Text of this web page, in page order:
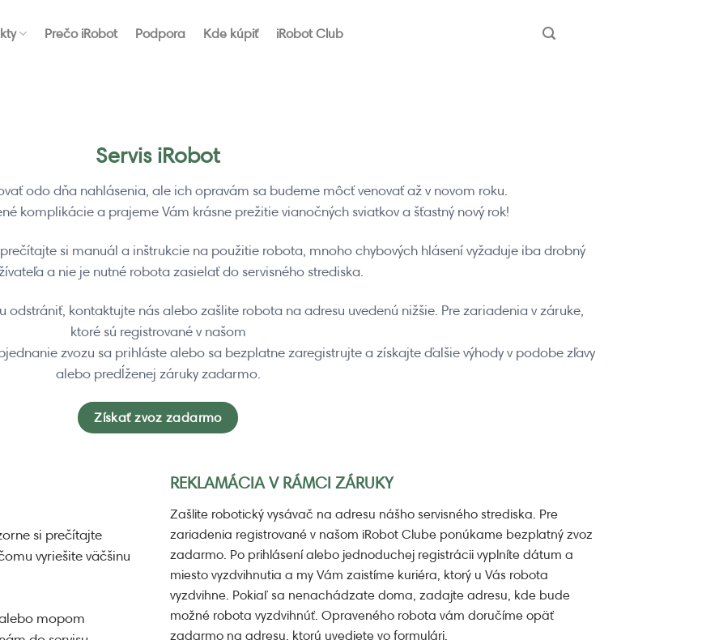
Prečo iRobot Podpora Kde kúpiť iRobot Club
Servis iRobot
odo dňa nahlásenia, ale ich opravám sa budeme môcť venovať až v novom roku.
komplikácie a prajeme Vám krásne prežitie vianočných sviatkov a šťastný nový rok!
si manuál a inštrukcie na použitie robota, mnoho chybových hlásení vyžaduje iba drobný
a nie je nutné robota zasielať do servisného strediska.
kontaktujte nás alebo zašlite robota na adresu uvedenú nižšie. Pre zariadenia v záruke,
ktoré sú registrované v našom
zvozu sa prihláste alebo sa bezplatne zaregistrujte a získajte ďalšie výhody v podobe zľavy
alebo predĺženej záruky zadarmo.
Získať zvoz zadarmo
si prečítajte
vyriešite väčšinu
mopom
REKLAMÁCIA V RÁMCI ZÁRUKY
Zašlite robotický vysávač na adresu nášho servisného strediska. Pre
zariadenia registrované v našom iRobot Clube ponúkame bezplatný zvoz
zadarmo. Po prihlásení alebo jednoduchej registrácii vyplníte dátum a
miesto vyzdvihnutia a my Vám zaistíme kuriéra, ktorý u Vás robota
vyzdvihne. Pokiaľ sa nenachádzate doma, zadajte adresu, kde bude
možné robota vyzdvihnúť. Opraveného robota vám doručíme opäť
zadarmo na adresu, ktorú uvediete vo formulári.